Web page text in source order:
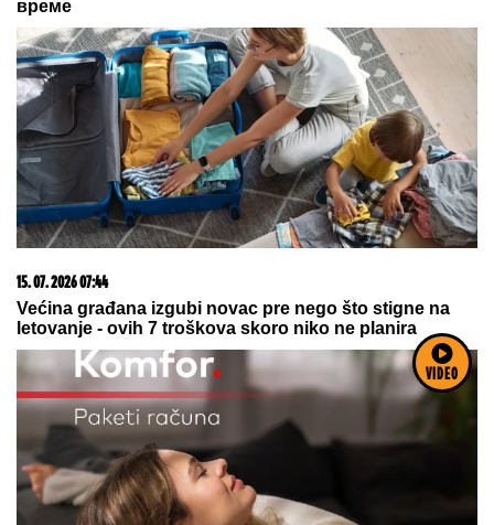
VIDEO
03. 08. 2026 07:31
više